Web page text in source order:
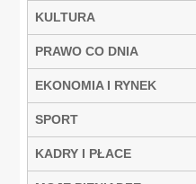
KULTURA
PRAWO CO DNIA
EKONOMIA I RYNEK
SPORT
KADRY I PŁACE